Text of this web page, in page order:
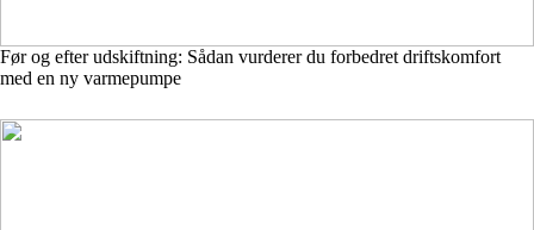
Før og efter udskiftning: Sådan vurderer du forbedret driftskomfort
med en ny varmepumpe